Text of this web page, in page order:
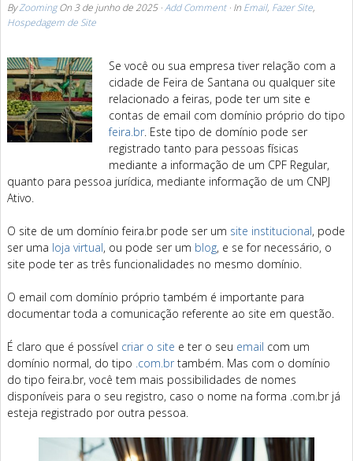
ByZoomingOn 3 de junho de 2025· Add Comment· In Email, Fazer Site,
Hospedagem de Site
Se você ou sua empresa tiver relação com a
cidade de Feira de Santana ou qualquer site
relacionado a feiras, pode ter um site e
contas de email com domínio próprio do tipo
feira.br. Este tipo de domínio pode ser
registrado tanto para pessoas físicas
mediante a informação de um CPF Regular,
quanto para pessoa jurídica, mediante informação de um CNPJ
Ativo.
O site de um domínio feira.br pode ser um site institucional, pode
ser uma loja virtual, ou pode ser um blog, e se for necessário, o
site pode ter as três funcionalidades no mesmo domínio.
O email com domínio próprio também é importante para
documentar toda a comunicação referente ao site em questão.
É claro que é possível criar o site e ter o seu email com um
domínio normal, do tipo .com.br também. Mas com o domínio
do tipo feira.br, você tem mais possibilidades de nomes
disponíveis para o seu registro, caso o nome na forma .com.br já
esteja registrado por outra pessoa.